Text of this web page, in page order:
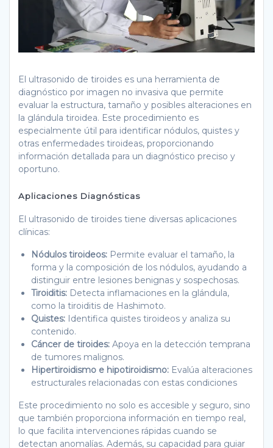
El ultrasonido de tiroides es una herramienta de
diagnóstico por imagen no invasiva que permite
evaluar la estructura, tamaño y posibles alteraciones en
la glándula tiroidea. Este procedimiento es
especialmente útil para identificar nódulos, quistes y
otras enfermedades tiroideas, proporcionando
información detallada para un diagnóstico preciso y
oportuno.
Aplicaciones Diagnósticas
El ultrasonido de tiroides tiene diversas aplicaciones
clínicas:
Nódulos tiroideos: Permite evaluar el tamaño, la
forma y la composición de los nódulos, ayudando a
distinguir entre lesiones benignas y sospechosas.
Tiroiditis: Detecta inflamaciones en la glándula,
como la tiroiditis de Hashimoto.
Quistes: Identifica quistes tiroideos y analiza su
contenido.
Cáncer de tiroides: Apoya en la detección temprana
de tumores malignos.
Hipertiroidismo e hipotiroidismo: Evalúa alteraciones
estructurales relacionadas con estas condiciones
Este procedimiento no solo es accesible y seguro, sino
que también proporciona información en tiempo real,
lo que facilita intervenciones rápidas cuando se
detectan anomalías. Además, su capacidad para guiar